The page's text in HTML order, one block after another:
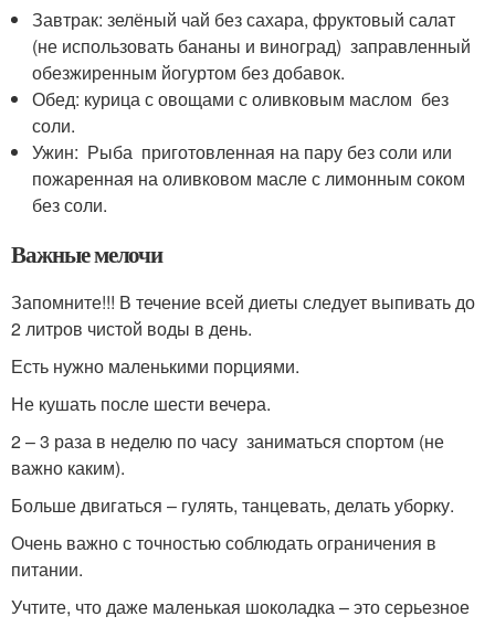
Завтрак: зелёный чай без сахара, фруктовый салат
(не использовать бананы и виноград) заправленный
обезжиренным йогуртом без добавок.
Обед: курица с овощами с оливковым маслом без
соли.
Ужин: Рыба приготовленная на пару без соли или
пожаренная на оливковом масле с лимонным соком
без соли.
Важные мелочи
Запомните!!! В течение всей диеты следует выпивать до
2 литров чистой воды в день.
Есть нужно маленькими порциями.
Не кушать после шести вечера.
2 – 3 раза в неделю по часу заниматься спортом (не
важно каким).
Больше двигаться – гулять, танцевать, делать уборку.
Очень важно с точностью соблюдать ограничения в
питании.
Учтите, что даже маленькая шоколадка – это серьезное